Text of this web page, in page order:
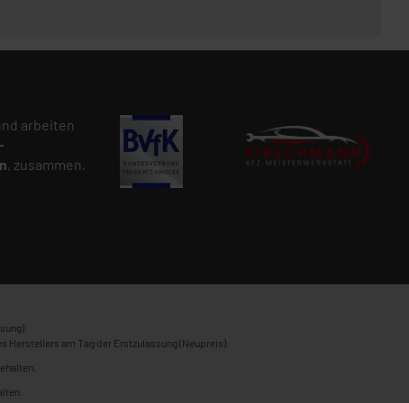
arbeiten
, zusammen.
am Tag der Erstzulassung (Neupreis).